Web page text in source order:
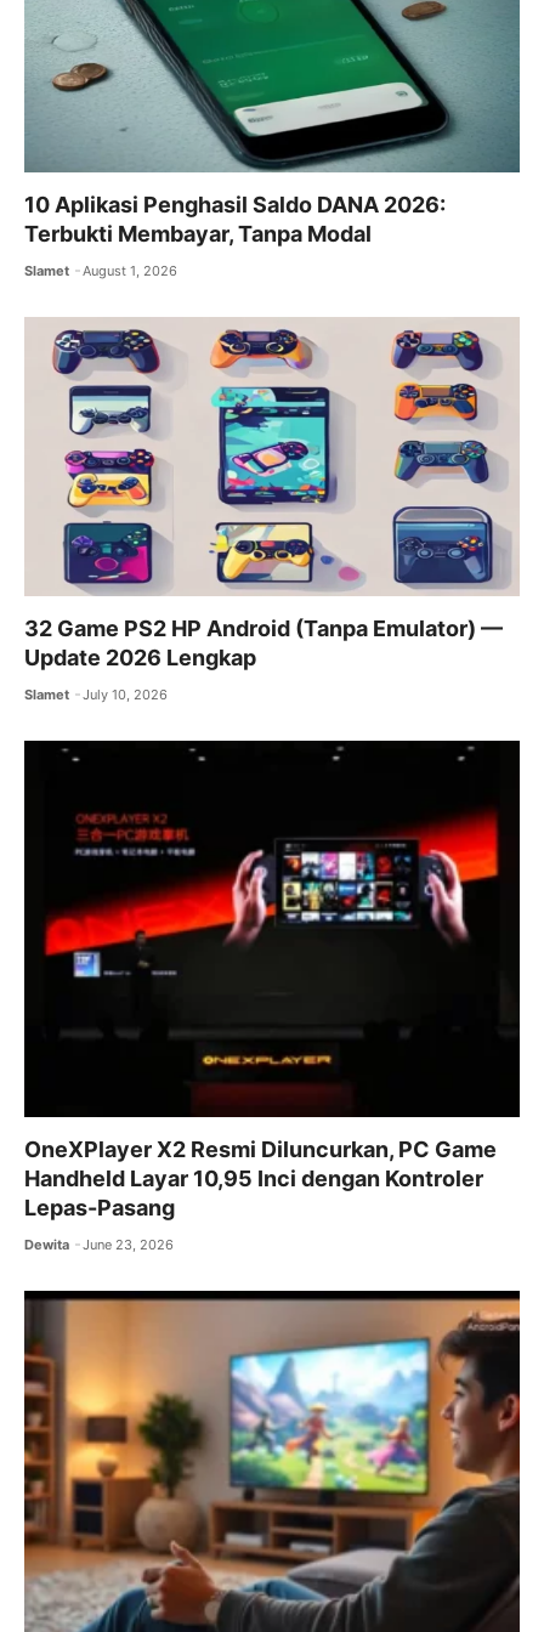
10 Aplikasi Penghasil Saldo DANA 2026:
Terbukti Membayar, Tanpa Modal
Slamet August 1, 2026
32 Game PS2 HP Android (Tanpa Emulator) —
Update 2026 Lengkap
Slamet July 10, 2026
OneXPlayer X2 Resmi Diluncurkan, PC Game
Handheld Layar 10,95 Inci dengan Kontroler
Lepas-Pasang
Dewita June 23, 2026